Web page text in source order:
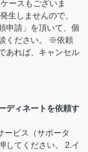
ースもございま
生しませんので、
申請」を頂いて、個
ください。 ※依頼
あれば、キャンセル
ディネートを依頼す
ービス（サポータ
してください。 2.イ